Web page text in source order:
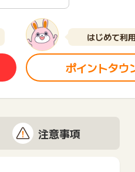
はじめて利
ポイントタウ
注意事項